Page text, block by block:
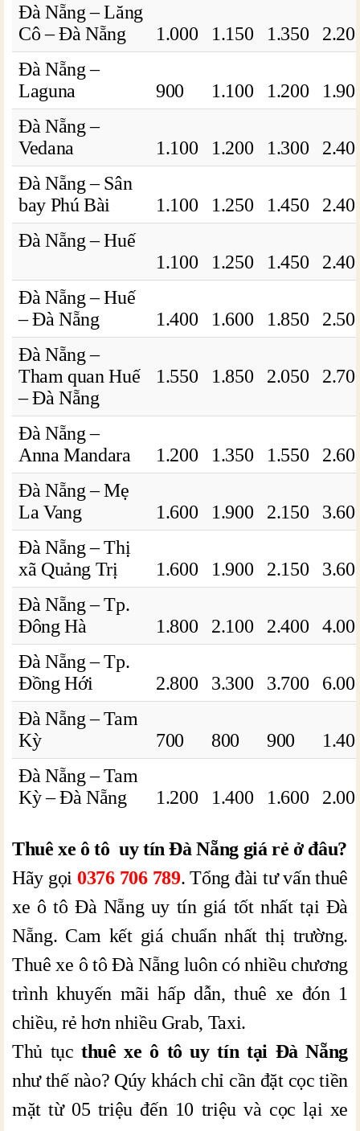
Đà Nẵng – Lăng
Cô – Đà Nẵng
1.000 1.150 1.350
Đà Nẵng –
Laguna
900 1.100 1.200
Đà Nẵng –
Vedana
1.100 1.200 1.300
Đà Nẵng – Sân
bay Phú Bài
1.100 1.250 1.450
Đà Nẵng – Huế
1.100
1.250 1.450
Đà Nẵng – Huế
– Đà Nẵng
1.400 1.600 1.850
Đà Nẵng –
Tham quan Huế
– Đà Nẵng
1.550 1.850 2.050
Đà Nẵng –
Anna Mandara
1.200 1.350 1.550
Đà Nẵng – Mẹ
La Vang
1.600 1.900 2.150
Đà Nẵng – Thị
xã Quảng Trị
1.600 1.900 2.150
Đà Nẵng – Tp.
Đông Hà
1.800 2.100 2.400
Đà Nẵng – Tp.
Đồng Hới
2.800 3.300 3.700
Đà Nẵng – Tam
Kỳ
700 800 900
Đà Nẵng – Tam
Kỳ – Đà Nẵng
1.200 1.400 1.600
Thuê xe ô tô uy tín Đà Nẵng giá rẻ ở đâu?
Hãy gọi 0376 706 789. Tổng đài tư vấn thuê
xe ô tô Đà Nẵng uy tín giá tốt nhất tại Đà
Nẵng. Cam kết giá chuẩn nhất thị trường.
Thuê xe ô tô Đà Nẵng luôn có nhiều chương
trình khuyến mãi hấp dẫn, thuê xe đón 1
chiều, rẻ hơn nhiều Grab, Taxi.
Thủ tụcthuê xe ô tô uy tín tại Đà Nẵng
như thế nào? Qúy khách chỉ cần đặt cọc tiền
mặt từ 05 triệu đến 10 triệu và cọc lại xe